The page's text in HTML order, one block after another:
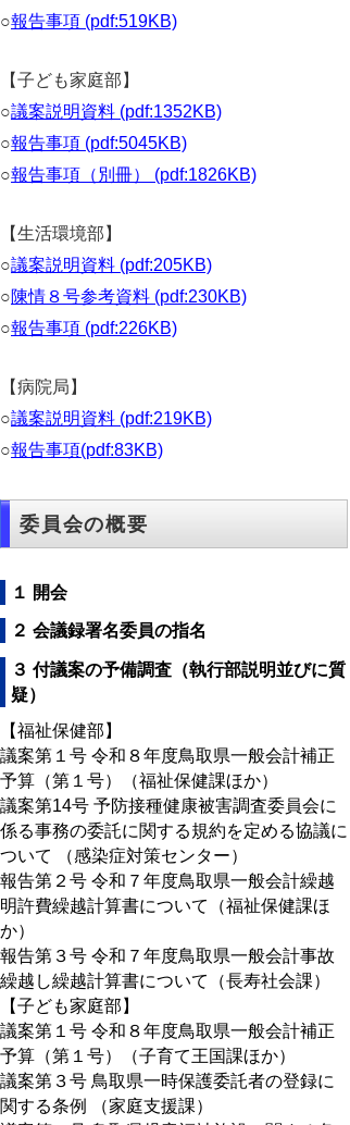
○報告事項 (pdf:519KB)
【子ども家庭部】
○議案説明資料 (pdf:1352KB)
○報告事項 (pdf:5045KB)
○報告事項（別冊） (pdf:1826KB)
【生活環境部】
○議案説明資料 (pdf:205KB)
○陳情８号参考資料 (pdf:230KB)
○報告事項 (pdf:226KB)
【病院局】
○議案説明資料 (pdf:219KB)
○報告事項(pdf:83KB)
委員会の概要
１ 開会
２ 会議録署名委員の指名
３ 付議案の予備調査（執行部説明並びに質
疑）
【福祉保健部】
議案第１号 令和８年度鳥取県一般会計補正
予算（第１号）（福祉保健課ほか）
議案第14号 予防接種健康被害調査委員会に
係る事務の委託に関する規約を定める協議に
ついて （感染症対策センター）
報告第２号 令和７年度鳥取県一般会計繰越
明許費繰越計算書について（福祉保健課ほ
か）
報告第３号 令和７年度鳥取県一般会計事故
繰越し繰越計算書について（長寿社会課）
【子ども家庭部】
議案第１号 令和８年度鳥取県一般会計補正
予算（第１号）（子育て王国課ほか）
議案第３号 鳥取県一時保護委託者の登録に
関する条例 （家庭支援課）